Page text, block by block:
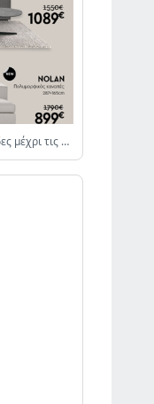
Sofa Days έως -50% σε καναπέδες μέχρι τις 19/10